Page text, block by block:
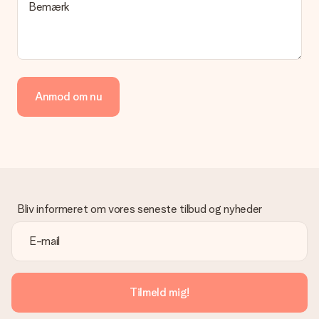
hvilken måde din ordre sendes på? Kontakt venligst vores
Vi tilbyder følgende betalingsmetoder: Dankort, Paypal,
kreditkort, faktura via Klarna eller bankoverførsel. I tilfælde af
manuel betaling overførsel, skal du tage højde for en ekstra 3
venligst vores kundeservice, de hjælper gerne med at finde en
passende løsning.
Er fakturaen sendt sammen med ordren?
Ingen faktura sendes med din ordre. Du modtager altid
fakturaen i bekræftelsesemailen, og du kan altid finde den i din
MySurprise-konto. Det betyder at du kan få gaven leveret
direkte til modtageren, hvilket gør det til en sand
overraskelse!
Bemærk
Anmod om nu
Bliv informeret om vores seneste tilbud og nyheder
Tilmeld mig!